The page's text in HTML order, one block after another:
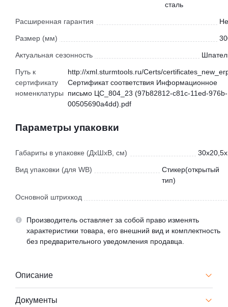
сталь
Расширенная гарантия
Размер (мм)
Актуальная сезонность
Путь к
сертификату
номенклатуры
http://xml.sturmtools.ru/Certs/
Сертификат соответствия Информационное
письмо ЦС_804_23 (97b82812-c81c-11ed-976b-
00505690a4dd).pdf
Параметры упаковки
Габариты в упаковке (ДхШхВ, см)
Вид упаковки (для WB)
Стикер(открытый
тип)
Основной штрихкод
Производитель оставляет за собой право изменять
характеристики товара, его внешний вид и комплектность
без предварительного уведомления продавца.
Описание
Документы